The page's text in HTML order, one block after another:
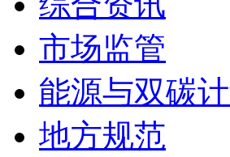
市场监管
能源与双碳
地方规范